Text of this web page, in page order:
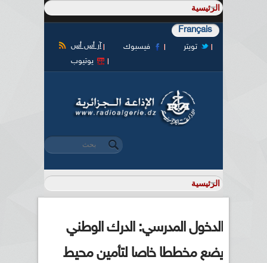
Français
آر أس أس فيسبوك
تويتر
يوتيوب
استمارة البحث
‏بحث ‏
الدخول المدرسي: الدرك الوطني
يضع مخططا خاصا لتأمين محيط